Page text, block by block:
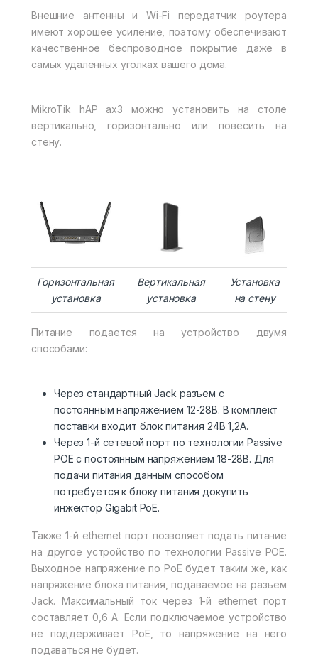
Внешние антенны и Wi-Fi передатчик роутера
имеют хорошее усиление, поэтому обеспечивают
качественное беспроводное покрытие даже в
самых удаленных уголках вашего дома.
MikroTik hAP ax3 можно установить на столе
вертикально, горизонтально или повесить на
стену.
Горизонтальная
установка
Вертикальная
установка
Установка
на стену
Питание подается на устройство двумя
способами:
Через стандартный Jack разъем с
постоянным напряжением 12-28В. В комплект
поставки входит блок питания 24В 1,2А.
Через 1-й сетевой порт по технологии Passive
POE с постоянным напряжением 18-28В. Для
подачи питания данным способом
потребуется к блоку питания докупить
инжектор Gigabit PoE.
Также 1-й ethernet порт позволяет подать питание
на другое устройство по технологии Passive POE.
Выходное напряжение по PoE будет таким же, как
напряжение блока питания, подаваемое на разъем
Jack. Максимальный ток через 1-й ethernet порт
составляет 0,6 А. Если подключаемое устройство
не поддерживает PoE, то напряжение на него
подаваться не будет.